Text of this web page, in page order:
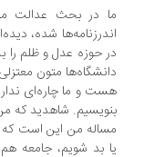
در بحث عدالت میراث
شده، دیده‌ام،
حوزه عدل و ظلم را به خوبی
متون معتزلی
و ما چاره‌ای نداریم بعد
شاهدید که من هم
من این است که ما
بد شویم، جامعه هم